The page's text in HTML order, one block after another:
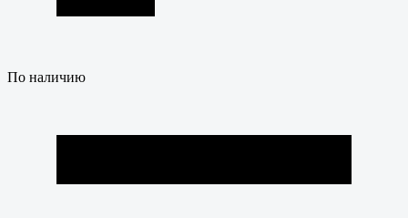
По наличию